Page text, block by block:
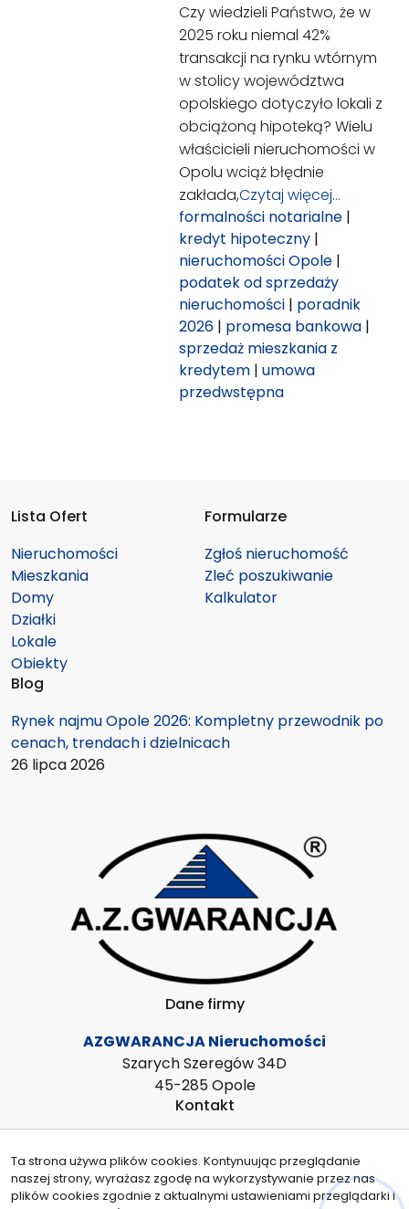
Czy wiedzieli Państwo, że w
2025 roku niemal 42%
transakcji na rynku wtórnym
w stolicy województwa
opolskiego dotyczyło lokali z
obciążoną hipoteką? Wielu
właścicieli nieruchomości w
Opolu wciąż błędnie
zakłada,Czytaj więcej…
formalności notarialne|
kredyt hipoteczny|
nieruchomości Opole|
podatek od sprzedaży
nieruchomości| poradnik
2026| promesa bankowa|
sprzedaż mieszkania z
kredytem| umowa
przedwstępna
Lista Ofert
Nieruchomości
Mieszkania
Domy
Działki
Lokale
Obiekty
Formularze
Zgłoś nieruchomość
Zleć poszukiwanie
Kalkulator
Blog
Rynek najmu Opole 2026: Kompletny przewodnik po
cenach, trendach i dzielnicach
26 lipca 2026
Dane firmy
AZGWARANCJA Nieruchomości
Szarych Szeregów 34D
45-285 Opole
Kontakt
608539991
Znajdziesz nas tu
Ta strona używa plików cookies. Kontynuując przeglądanie
naszej strony, wyrażasz zgodę na wykorzystywanie przez nas
plików cookies zgodnie z aktualnymi ustawieniami przeglądarki i